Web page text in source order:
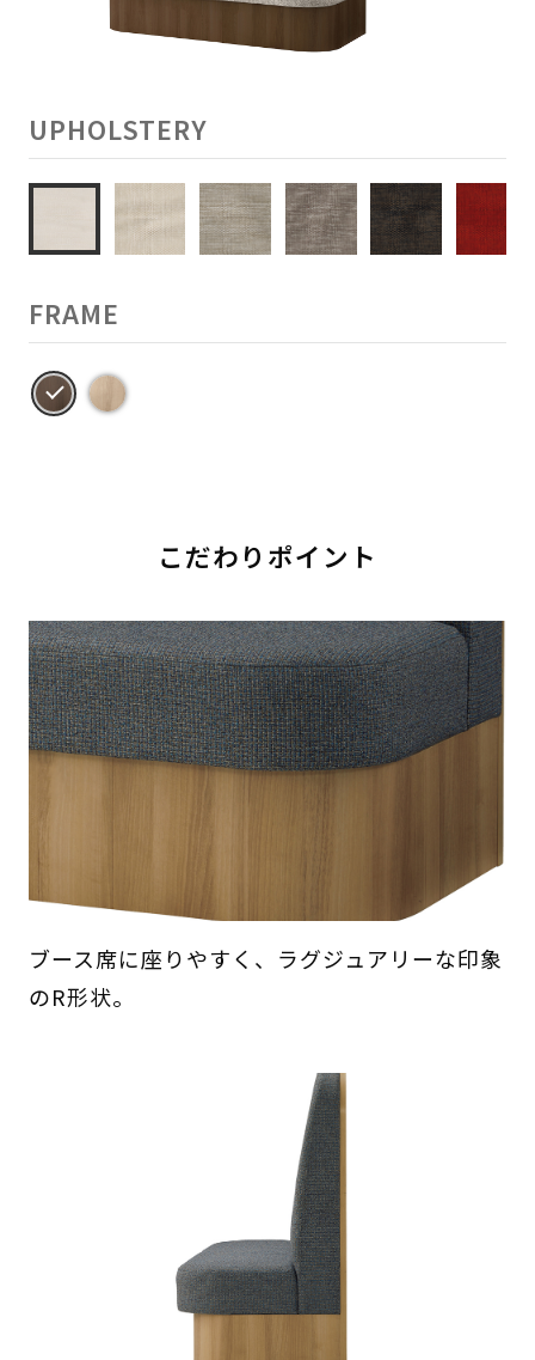
UPHOLSTERY
FRAME
こだわりポイント
ブース席に座りやすく、ラグジュアリーな印象
のR形状。